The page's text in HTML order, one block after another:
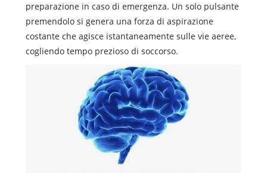
preparazione in caso di emergenza. Un solo pulsante
premendolo si genera una forza di aspirazione
costante che agisce istantaneamente sulle vie aeree,
cogliendo tempo prezioso di soccorso.